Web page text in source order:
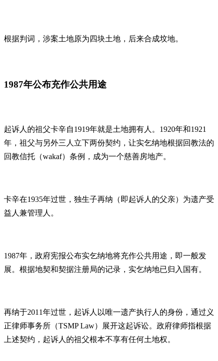
根据判词，涉案土地原为四块土地，后来合成坟地。
1987年公布充作公共用途
起诉人的祖父卡辛自1919年就是土地拥有人。1920年和1921
年，祖父与另外三人立下两份契约，让实乞纳地根据回教法的
回教信托（wakaf）条例，成为一个慈善房地产。
卡辛在1935年过世，独生子再纳（即起诉人的父亲）为遗产受
益人兼管理人。
1987年，政府宪报公布实乞纳地将充作公共用途，即一般发
展。根据地契和契据注册局的记录，实乞纳地已归入国有。
再纳于2011年过世，起诉人以唯一遗产执行人的身份，通过义
正律师事务所（TSMP Law）展开这起诉讼。政府律师指根据
上述契约，起诉人的祖父根本不享有任何土地权。